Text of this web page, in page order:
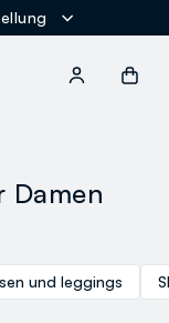
Damen
und leggings